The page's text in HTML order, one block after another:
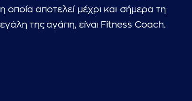
αποτελεί μέχρι και σήμερα τη
της αγάπη, είναι Fitness Coach.